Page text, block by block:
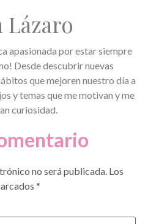
Lázaro
apasionada por estar siempre
Desde descubrir nuevas
que mejoren nuestro día a
y temas que me motivan y me
curiosidad.
no será publicada. Los
*